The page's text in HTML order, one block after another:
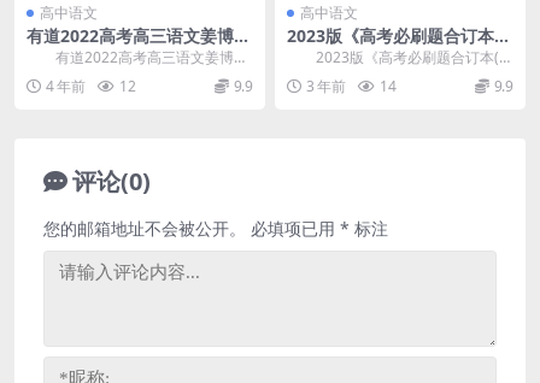
高中语文
有道2022高考高三语文姜博杨
冲刺点睛班（押题课）百度网
有道2022高考高三语文姜博杨
冲刺点睛班，百度网盘高考语文复
习押题课程4.9...
4 年前 12 9.9
高中语文
2023版《高考必刷题合订本
（新教材版）》语文（755M
2023版《高考必刷题合订本(新
教材版)》语文，755M百度网盘分
享PDF高...
3 年前 14 9.9
评论(0)
您的邮箱地址不会被公开。 必填项已用 * 标注